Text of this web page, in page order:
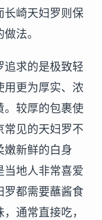
长崎天妇罗则保
法。
追求的是极致轻
用更为厚实、浓
。较厚的包裹使
常见的天妇罗不
嫩新鲜的白身
当地人非常喜爱
罗都需要蘸酱食
通常直接吃，